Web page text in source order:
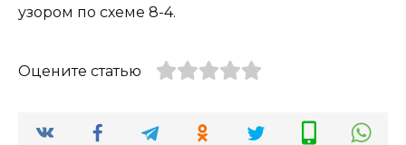
узором по схеме 8-4.
Оцените статью